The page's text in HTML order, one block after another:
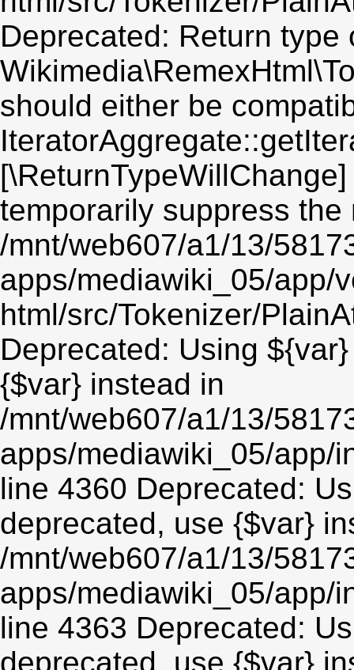
Deprecated: Return type
should either be
temporarily suppress the
/mnt/web607/a1/13/
apps/mediawiki_05/app/
html/src/Tokenizer/
Deprecated: Using
{$var} instead in
/mnt/web607/a1/13/
apps/mediawiki_05/app/
line 4360 Deprecated:
deprecated, use {$var}
/mnt/web607/a1/13/
apps/mediawiki_05/app/
line 4363 Deprecated:
deprecated, use {$var}